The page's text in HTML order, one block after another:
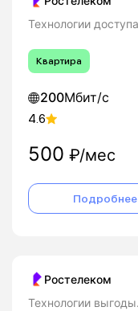
Технологии доступа
Квартира
200Мбит/с
4.6
500 ₽/мес
Подробнее
Ростелеком
Технологии